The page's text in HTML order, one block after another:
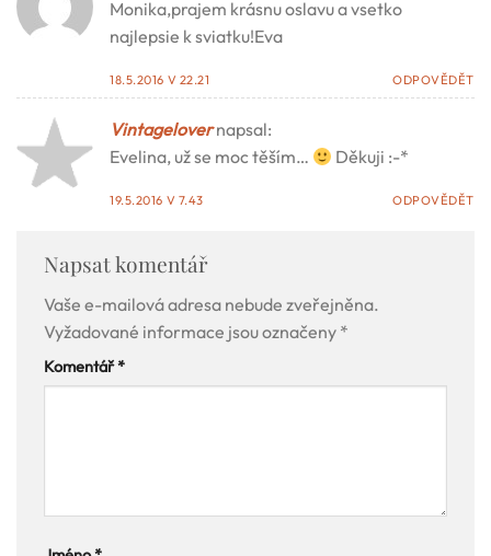
Monika,prajem krásnu oslavu a vsetko
najlepsie k sviatku!Eva
18.5.2016 V 22.21 ODPOVĚDĚT
Vintagelover napsal:
Evelina, už se moc těším…
Děkuji :-*
19.5.2016 V 7.43 ODPOVĚDĚT
Napsat komentář
Vaše e-mailová adresa nebude zveřejněna.
Vyžadované informace jsou označeny *
Komentář*